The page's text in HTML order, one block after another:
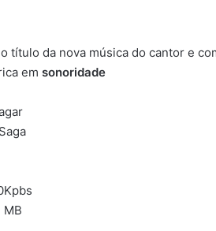
título da nova música do cantor e
em sonoridade
MB